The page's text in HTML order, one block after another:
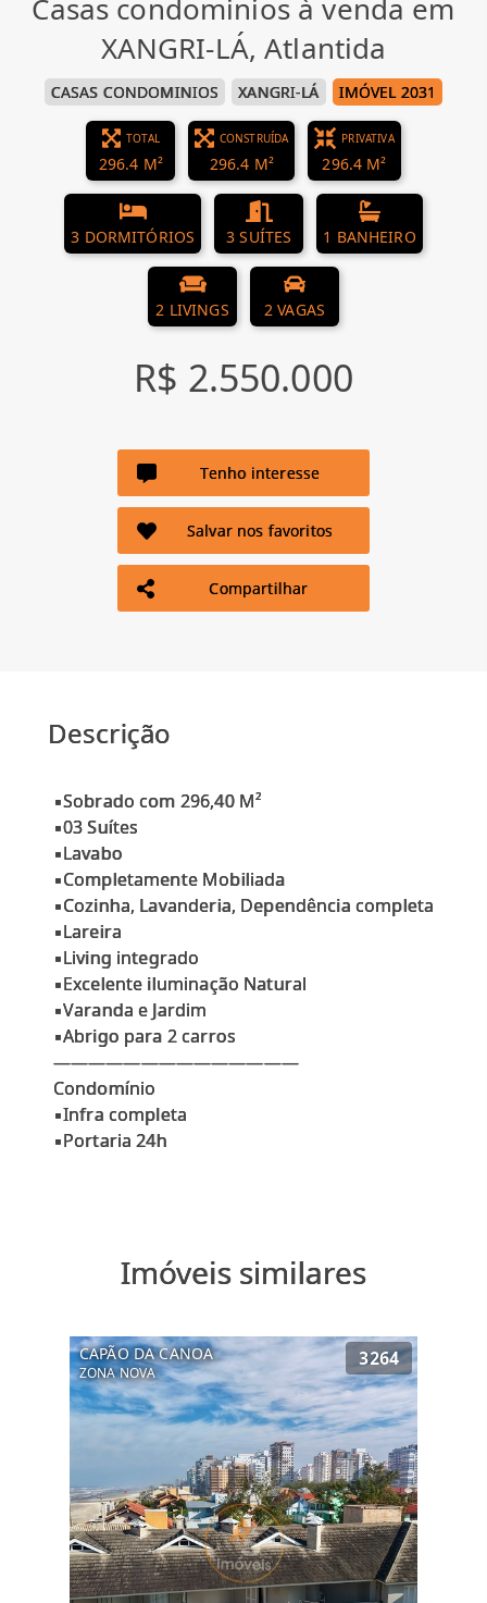
Casas condominios à venda em
XANGRI-LÁ, Atlantida
CASAS CONDOMINIOS XANGRI-LÁ IMÓVEL 2031
TOTAL
296.4 M²
CONSTRUÍDA
296.4 M²
PRIVATIVA
296.4 M²
3 DORMITÓRIOS 3 SUÍTES 1 BANHEIRO
2 LIVINGS 2 VAGAS
R$ 2.550.000
Tenho interesse
Salvar nos favoritos
Compartilhar
Descrição
▪Sobrado com 296,40 M²
▪03 Suítes
▪Lavabo
▪Completamente Mobiliada
▪Cozinha, Lavanderia, Dependência completa
▪Lareira
▪Living integrado
▪Excelente iluminação Natural
▪Varanda e Jardim
▪Abrigo para 2 carros
——————————————
Condomínio
▪Infra completa
Imóveis similares
CAPÃO DA CANOA
ZONA NOVA
3264